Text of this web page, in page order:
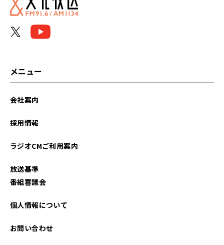
2025年09月
メニュー
会社案内
採用情報
ラジオCMご利用案内
放送基準
番組審議会
個人情報について
お問い合わせ